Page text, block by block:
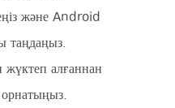
және Android
таңдаңыз.
алғаннан